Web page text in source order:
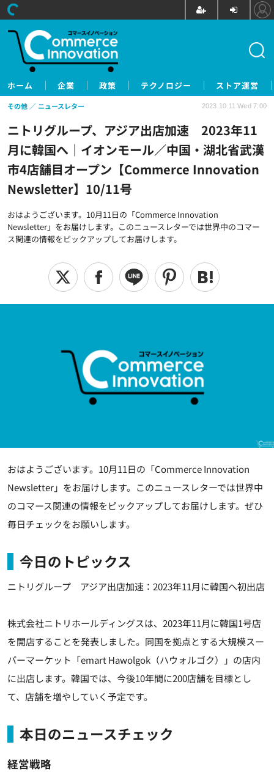
ホーム 企業 政策 テクノロジー ストア運営
ニトリグループ、アジア出店加速 2023年11
月に韓国へ｜イオンモール／中国・湖北省武漢
市4店舗目オープン【Commerce Innovation
Newsletter】10/11号
おはようございます。10月11日の「Commerce Innovation
Newsletter」をお届けします。このニュースレターでは世界中のコマー
ス関連の情報をピックアップしてお届けします。
その他 ニュースレター 2023.10.11 Wed 7:00
おはようございます。10月11日の「Commerce Innovation
Newsletter」をお届けします。このニュースレターでは世界中
のコマース関連の情報をピックアップしてお届けします。ぜひ
毎日チェックをお願いします。
今日のトピックス
ニトリグループ アジア出店加速：2023年11月に韓国へ初出店
株式会社ニトリホールディングスは、2023年11⽉に韓国1号店
を開店することを発表しました。同国を拠点とする大規模スー
パーマーケット「emart Hawolgok（ハウォルゴク）」の店内
に出店します。韓国では、今後10年間に200店舗を目標とし
て、店舗を増やしていく予定です。
本日のニュースチェック
経営戦略